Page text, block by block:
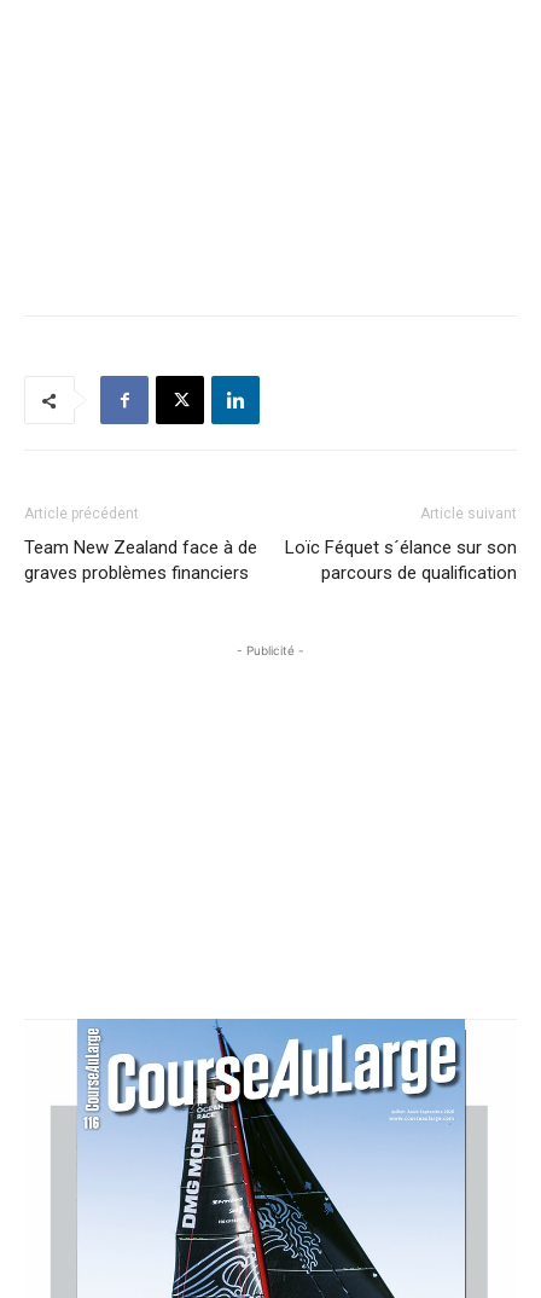
Article précédent
Team New Zealand face à de
graves problèmes financiers
Article suivant
Loïc Féquet s´élance sur son
parcours de qualification
- Publicité -